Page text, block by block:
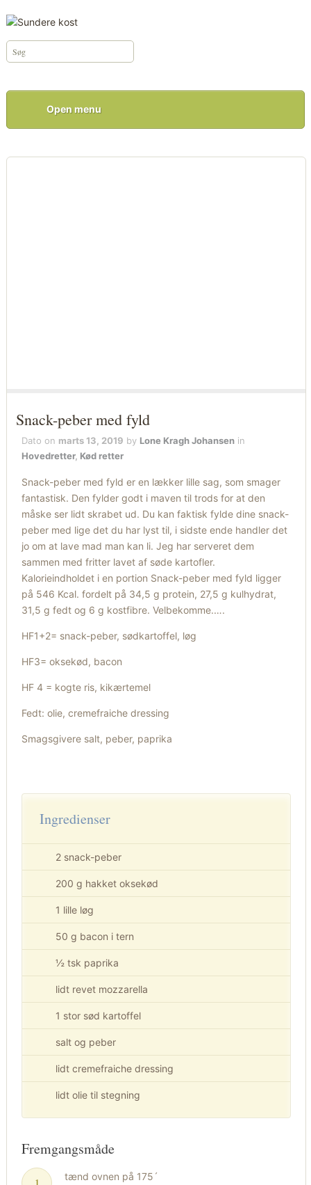
Open menu
Snack-peber med fyld
Dato on marts 13, 2019 by Lone Kragh Johansen in
Hovedretter, Kød retter
Snack-peber med fyld er en lækker lille sag, som smager
fantastisk. Den fylder godt i maven til trods for at den
måske ser lidt skrabet ud. Du kan faktisk fylde dine snack-
peber med lige det du har lyst til, i sidste ende handler det
jo om at lave mad man kan li. Jeg har serveret dem
sammen med fritter lavet af søde kartofler.
Kalorieindholdet i en portion Snack-peber med fyld ligger
på 546 Kcal. fordelt på 34,5 g protein, 27,5 g kulhydrat,
31,5 g fedt og 6 g kostfibre. Velbekomme.….
HF1+2= snack-peber, sødkartoffel, løg
HF3= oksekød, bacon
HF 4 = kogte ris, kikærtemel
Fedt: olie, cremefraiche dressing
Smagsgivere salt, peber, paprika
Ingredienser
2 snack-peber
200 g hakket oksekød
1 lille løg
50 g bacon i tern
½ tsk paprika
lidt revet mozzarella
1 stor sød kartoffel
salt og peber
lidt cremefraiche dressing
lidt olie til stegning
Fremgangsmåde
tænd ovnen på 175´